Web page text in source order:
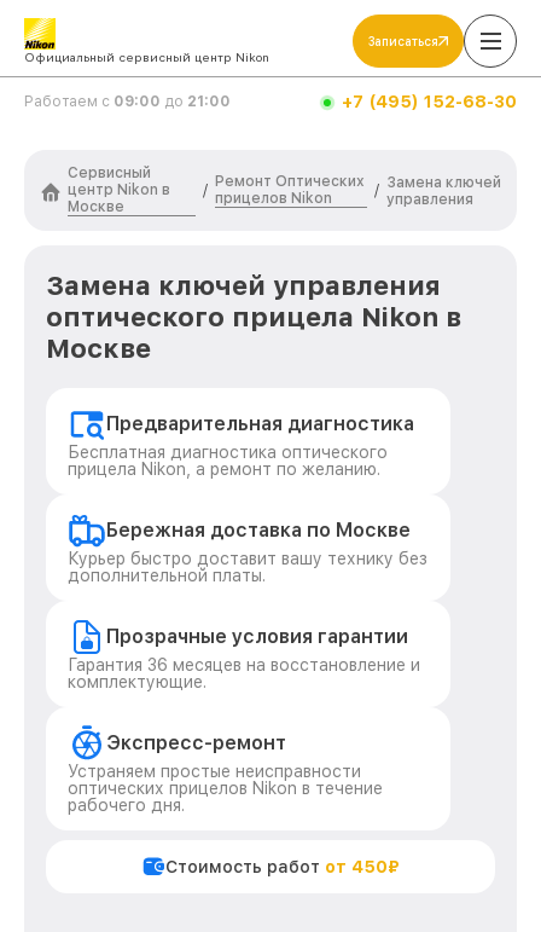
Официальный сервисный центр Nikon
Записаться
Работаем с 09:00 до 21:00 +7 (495) 152-68-30
Сервисный
центр Nikon в
Москве
/
Ремонт Оптических
прицелов Nikon
/ Замена ключей
управления
Замена ключей управления
оптического прицела Nikon в
Москве
Предварительная диагностика
Бесплатная диагностика оптического
прицела Nikon, а ремонт по желанию.
Бережная доставка по Москве
Курьер быстро доставит вашу технику без
дополнительной платы.
Прозрачные условия гарантии
Гарантия 36 месяцев на восстановление и
комплектующие.
Экспресс-ремонт
Устраняем простые неисправности
оптических прицелов Nikon в течение
рабочего дня.
Стоимость работ от 450₽